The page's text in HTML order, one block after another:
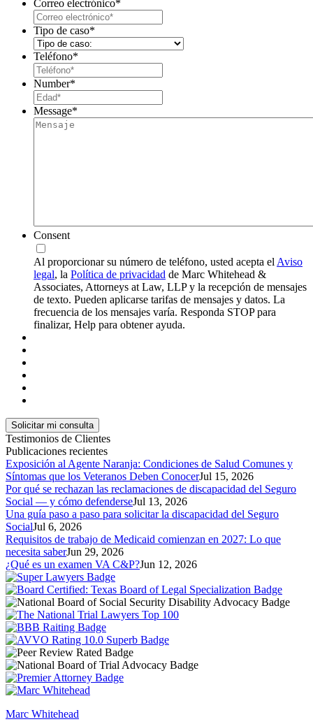
Correo electrónico*
Tipo de caso*
Teléfono*
Number*
Message*
Consent
Al proporcionar su número de teléfono, usted acepta el Aviso
legal, la Política de privacidad de Marc Whitehead &
Associates, Attorneys at Law, LLP y la recepción de mensajes
de texto. Pueden aplicarse tarifas de mensajes y datos. La
frecuencia de los mensajes varía. Responda STOP para
finalizar, Help para obtener ayuda.
Testimonios de Clientes
Publicaciones recientes
Exposición al Agente Naranja: Condiciones de Salud Comunes y
Síntomas que los Veteranos Deben ConocerJul 15, 2026
Por qué se rechazan las reclamaciones de discapacidad del Seguro
Social — y cómo defenderseJul 13, 2026
Una guía paso a paso para solicitar la discapacidad del Seguro
SocialJul 6, 2026
Requisitos de trabajo de Medicaid comienzan en 2027: Lo que
necesita saberJun 29, 2026
¿Qué es un examen VA C&P?Jun 12, 2026
Marc Whitehead